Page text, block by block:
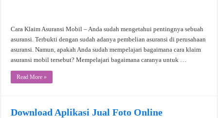
Cara Klaim Asuransi Mobil – Anda sudah mengetahui pentingnya sebuah
asuransi. Terbukti dengan sudah adanya pembelian asuransi di perusahaan
asuransi. Namun, apakah Anda sudah mempelajari bagaimana cara klaim
asuransi mobil tersebut? Mempelajari bagaimana caranya untuk …
Read More »
Download Aplikasi Jual Foto Online